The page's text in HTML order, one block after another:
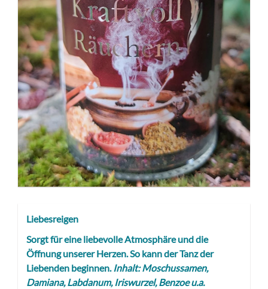
Liebesreigen
Sorgt für eine liebevolle Atmosphäre und die
Öffnung unserer Herzen. So kann der Tanz der
Liebenden beginnen. Inhalt: Moschussamen,
Damiana, Labdanum, Iriswurzel, Benzoe u.a.